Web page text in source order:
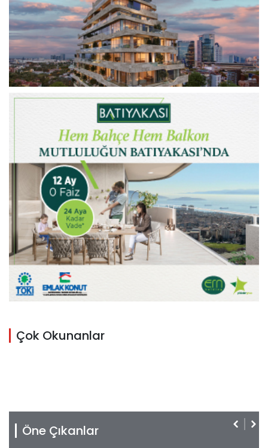
Çok Okunanlar
Öne Çıkanlar